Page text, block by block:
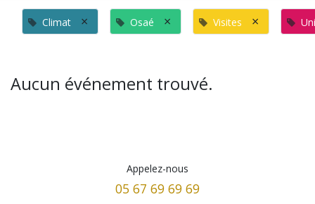
Climat × Osaé × Visites ×
Aucun événement trouvé.
Appelez-nous
05 67 69 69 69